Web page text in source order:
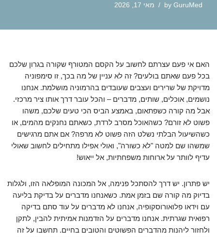
by GuruMed מאי 17, 2026
האם אי פעם עצרתם לחשוב על הקסם המטורף שקורה בגרון שלכם
בכל פעם שאתם בולעים? זה לא עניין של מה בכך, זו סימפוניה
מדויקת של שרירים ועצבים שעובדים בהרמוניה מושלמת. אנחנו
נושמים, אוכלים, שותים, מדברים – והכל עובר דרך אותו ציר מרכזי.
אבל מה קורה כשפתאום, באמצע הביס הכי טעים שלכם, משהו
פשוט לא זורם? כשהאוכל מסרב לרדת, כשאתם נחנקים מהמים, או
כשהשיעול הבלתי נשלט הזה פשוט לא מרפה? אם אתם מרגישים
שמשהו שם למטה "לא כשורה", ואולי אפילו מתחילים לחשוב שאולי
עדיף לוותר על ארוחות משפחתיות, אל ייאוש!
יש פתרון. יש דרך להסתכל פנימה, אל המכונה המופלאה הזו, ולגלות
בדיוק מה קורה שם בזמן אמת. כשאנחנו מדברים על בדיקת בליעה
עם וידאו פלואורוסקופיה, אנחנו לא מדברים על עוד סתם בדיקה
רפואית שגרתית. אנחנו מדברים על הזדמנות אמיתית להבין, לתקן
ולחזור ליהנות מהדברים הפשוטים והטובים בחיים. תחשבו על זה